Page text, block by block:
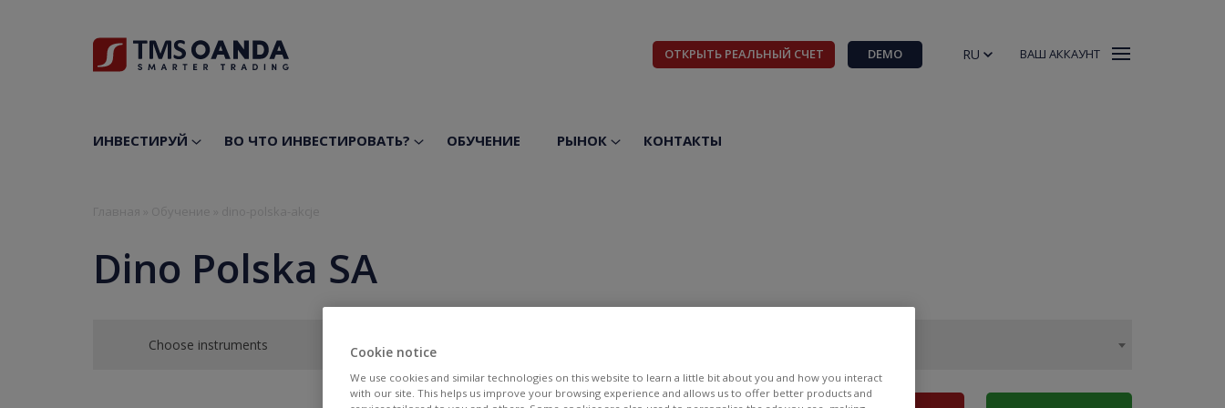
ОТКРЫТЬ РЕАЛЬНЫЙ СЧЕТ DEMO RU ВАШ АККАУНТ
ИНВЕСТИРУЙ ВО ЧТО ИНВЕСТИРОВАТЬ? ОБУЧЕНИЕ РЫНОК КОНТАКТЫ
Dino Polska SA
Choose instruments
БИД АСК
Cookie notice
We use cookies and similar technologies on this website to learn a little bit about you and how you interact
with our site. This helps us improve your browsing experience and allows us to offer better products and